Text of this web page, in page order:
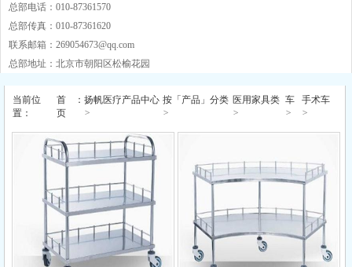
总部电话：010-87361570
总部传真：010-87361620
联系邮箱： 269054673@qq.com
总部地址：北京市朝阳区松榆花园
当前位
置：
首
页
： 扬帆医疗产品中心
>
按「产品」分类
>
医用家具类
>
车
>
手术车
>